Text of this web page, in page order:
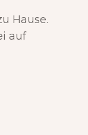
Hause.
auf